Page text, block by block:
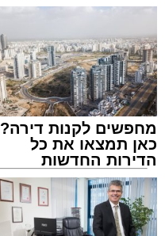
מחפשים לקנות דירה?
כאן תמצאו את כל
הדירות החדשות
למכירה באשדוד >>>